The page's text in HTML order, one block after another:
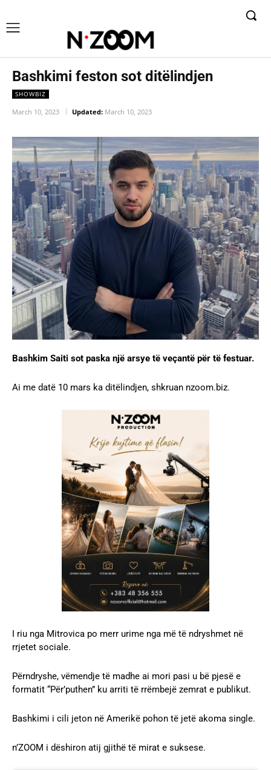
Bashkimi feston sot ditëlindjen
SHOWBIZ
March 10, 2023 Updated: March 10, 2023
Bashkim Saiti sot paska një arsye të veçantë për të festuar.
Ai me datë 10 mars ka ditëlindjen, shkruan nzoom.biz.
I riu nga Mitrovica po merr urime nga më të ndryshmet në
rrjetet sociale.
Përndryshe, vëmendje të madhe ai mori pasi u bë pjesë e
formatit “Për’puthen” ku arriti të rrëmbejë zemrat e publikut.
Bashkimi i cili jeton në Amerikë pohon të jetë akoma single.
n’ZOOM i dëshiron atij gjithë të mirat e suksese.